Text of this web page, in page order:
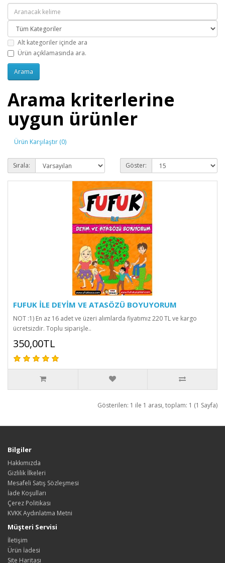
Alt kategoriler içinde ara
Ürün açıklamasında ara.
Arama kriterlerine
uygun ürünler
Ürün Karşılaştır (0)
Sırala: Göster:
FUFUK İLE DEYİM VE ATASÖZÜ BOYUYORUM
NOT :1) En az 16 adet ve üzeri alımlarda fiyatımız 220 TL ve kargo
ücretsizdir. Toplu siparişle..
350,00TL
Gösterilen: 1 ile 1 arası, toplam: 1 (1 Sayfa)
Bilgiler
Hakkımızda
Gizlilik İlkeleri
Mesafeli Satış Sözleşmesi
İade Koşulları
Çerez Politikası
KVKK Aydınlatma Metni
Müşteri Servisi
İletişim
Ürün İadesi
Site Haritası